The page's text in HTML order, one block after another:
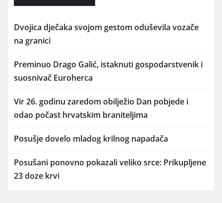
Dvojica dječaka svojom gestom oduševila vozače
na granici
Preminuo Drago Galić, istaknuti gospodarstvenik i
suosnivač Euroherca
Vir 26. godinu zaredom obilježio Dan pobjede i
odao počast hrvatskim braniteljima
Posušje dovelo mladog krilnog napadača
Posušani ponovno pokazali veliko srce: Prikupljene
23 doze krvi